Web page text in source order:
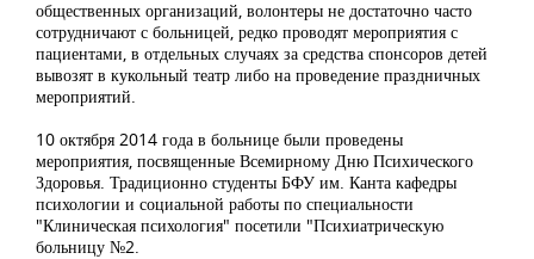
общественных организаций, волонтеры не достаточно часто
сотрудничают с больницей, редко проводят мероприятия с
пациентами, в отдельных случаях за средства спонсоров детей
вывозят в кукольный театр либо на проведение праздничных
мероприятий.
10 октября 2014 года в больнице были проведены
мероприятия, посвященные Всемирному Дню Психического
Здоровья. Традиционно студенты БФУ им. Канта кафедры
психологии и социальной работы по специальности
"Клиническая психология" посетили "Психиатрическую
больницу №2.